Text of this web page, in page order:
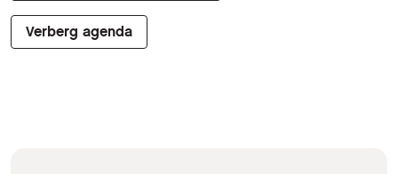
Verberg agenda